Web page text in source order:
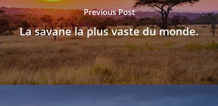
Previous Post
La savane la plus vaste du monde.